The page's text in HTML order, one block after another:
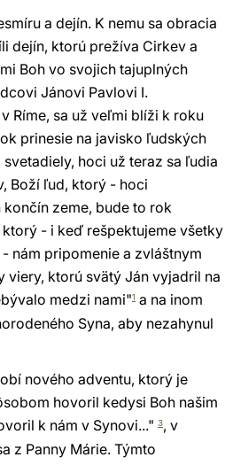
a dejín. K nemu sa obracia
dejín, ktorú prežíva Cirkev a
Boh vo svojich tajuplných
Jánovi Pavlovi I.
Ríme, sa už veľmi blíži k roku
prinesie na javisko ľudských
hoci už teraz sa ľudia
Boží ľud, ktorý - hoci
zeme, bude to rok
- i keď rešpektujeme všetky
nám pripomenie a zvláštnym
ktorú svätý Ján vyjadril na
medzi nami"1 a na inom
Syna, aby nezahynul
nového adventu, ktorý je
hovoril kedysi Boh našim
k nám v Synovi..." 3, v
z Panny Márie. Týmto